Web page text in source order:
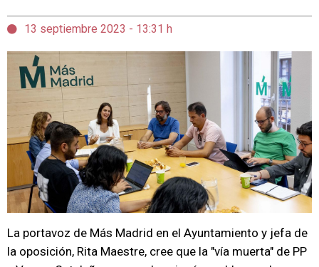
13 septiembre 2023 - 13:31 h
La portavoz de Más Madrid en el Ayuntamiento y jefa de
la oposición, Rita Maestre, cree que la "vía muerta" de PP